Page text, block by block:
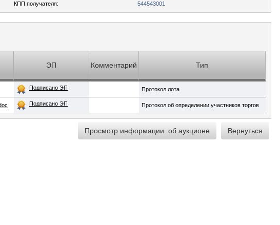
КПП получателя:
544543001
ЭП Комментарий Тип
Подписано ЭП Протокол лота
Подписано ЭП Протокол об определении участников торгов